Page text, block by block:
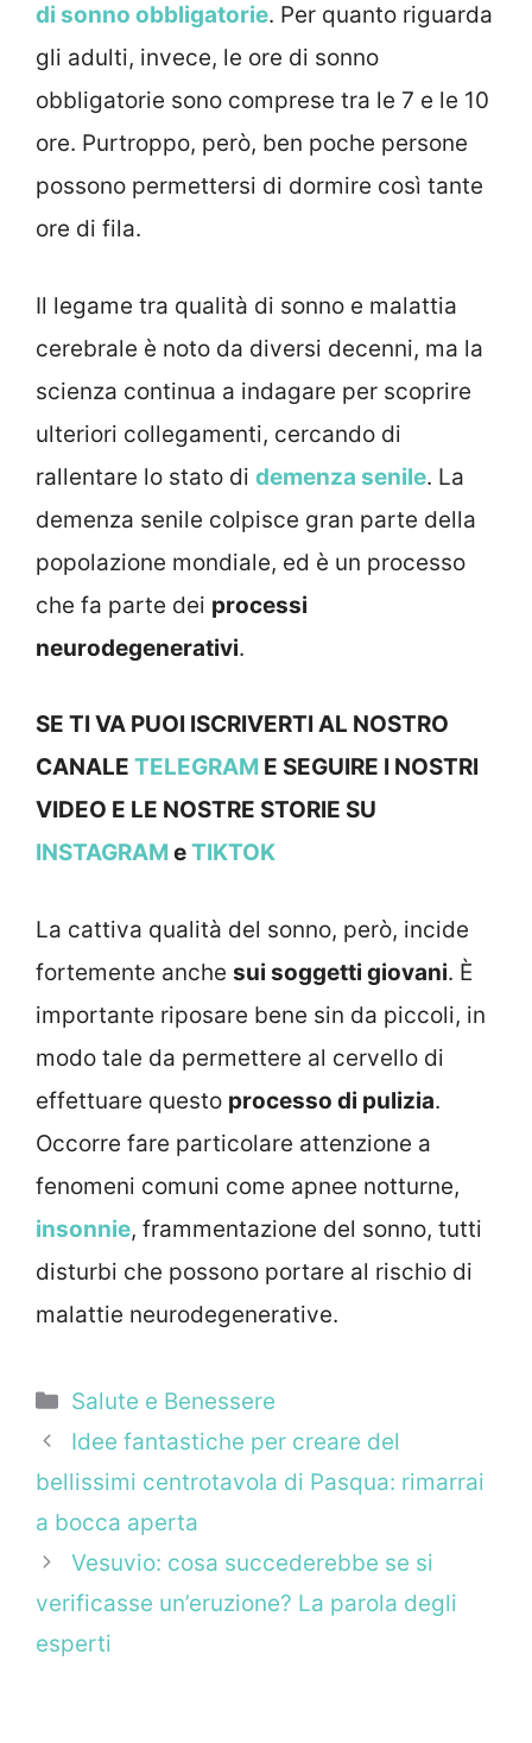
di sonno obbligatorie. Per quanto riguarda
gli adulti, invece, le ore di sonno
obbligatorie sono comprese tra le 7 e le 10
ore. Purtroppo, però, ben poche persone
possono permettersi di dormire così tante
ore di fila.
Il legame tra qualità di sonno e malattia
cerebrale è noto da diversi decenni, ma la
scienza continua a indagare per scoprire
ulteriori collegamenti, cercando di
rallentare lo stato di demenza senile. La
demenza senile colpisce gran parte della
popolazione mondiale, ed è un processo
che fa parte dei processi
neurodegenerativi.
SE TI VA PUOI ISCRIVERTI AL NOSTRO
CANALE TELEGRAM E SEGUIRE I NOSTRI
VIDEO E LE NOSTRE STORIE SU
INSTAGRAMeTIKTOK
La cattiva qualità del sonno, però, incide
fortemente anche sui soggetti giovani. È
importante riposare bene sin da piccoli, in
modo tale da permettere al cervello di
effettuare questo processo di pulizia.
Occorre fare particolare attenzione a
fenomeni comuni come apnee notturne,
insonnie, frammentazione del sonno, tutti
disturbi che possono portare al rischio di
malattie neurodegenerative.
Categorie
Salute e Benessere
Idee fantastiche per creare del
bellissimi centrotavola di Pasqua: rimarrai
a bocca aperta
Vesuvio: cosa succederebbe se si
verificasse un’eruzione? La parola degli
esperti